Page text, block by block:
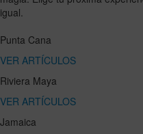
igual.
Punta Cana
VER ARTÍCULOS
Riviera Maya
VER ARTÍCULOS
Jamaica